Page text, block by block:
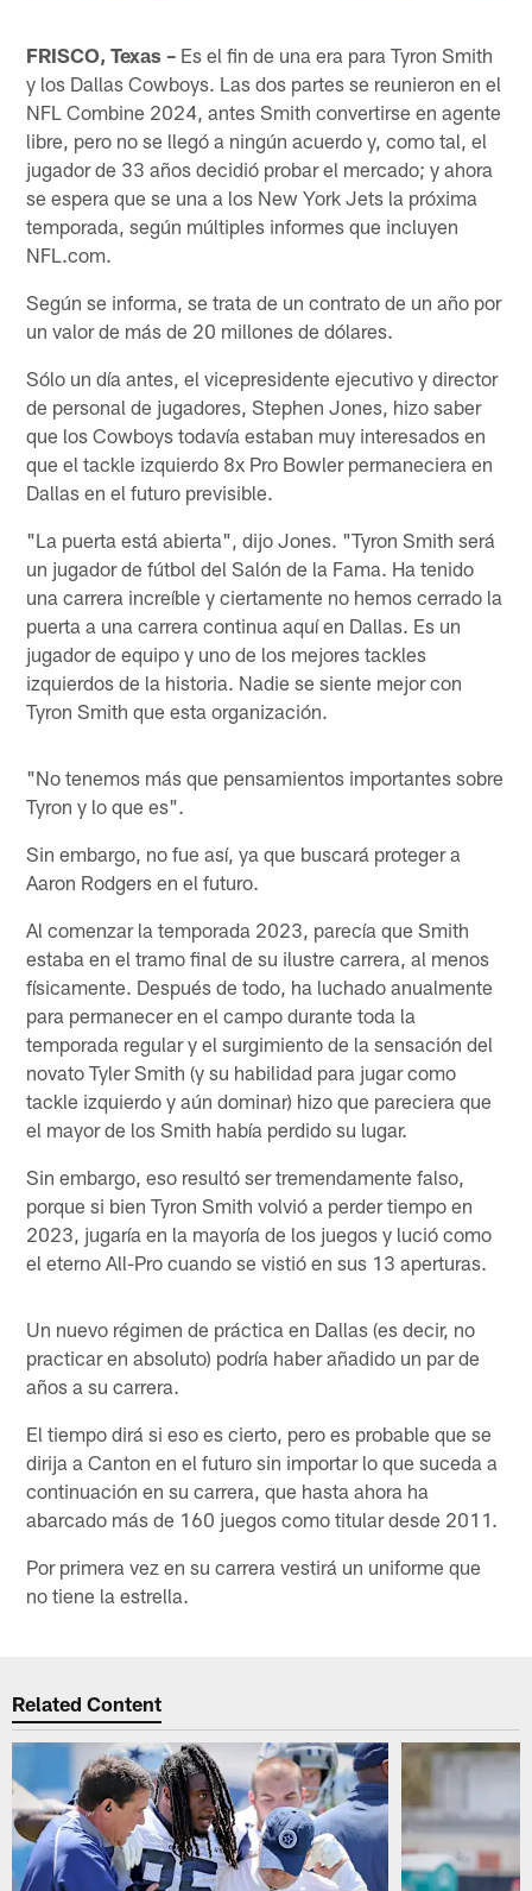
FRISCO, Texas – Es el fin de una era para Tyron Smith
y los Dallas Cowboys. Las dos partes se reunieron en el
NFL Combine 2024, antes Smith convertirse en agente
libre, pero no se llegó a ningún acuerdo y, como tal, el
jugador de 33 años decidió probar el mercado; y ahora
se espera que se una a los New York Jets la próxima
temporada, según múltiples informes que incluyen
NFL.com.
Según se informa, se trata de un contrato de un año por
un valor de más de 20 millones de dólares.
Sólo un día antes, el vicepresidente ejecutivo y director
de personal de jugadores, Stephen Jones, hizo saber
que los Cowboys todavía estaban muy interesados en
que el tackle izquierdo 8x Pro Bowler permaneciera en
Dallas en el futuro previsible.
"La puerta está abierta", dijo Jones. "Tyron Smith será
un jugador de fútbol del Salón de la Fama. Ha tenido
una carrera increíble y ciertamente no hemos cerrado la
puerta a una carrera continua aquí en Dallas. Es un
jugador de equipo y uno de los mejores tackles
izquierdos de la historia. Nadie se siente mejor con
Tyron Smith que esta organización.
"No tenemos más que pensamientos importantes sobre
Tyron y lo que es".
Sin embargo, no fue así, ya que buscará proteger a
Aaron Rodgers en el futuro.
Al comenzar la temporada 2023, parecía que Smith
estaba en el tramo final de su ilustre carrera, al menos
físicamente. Después de todo, ha luchado anualmente
para permanecer en el campo durante toda la
temporada regular y el surgimiento de la sensación del
novato Tyler Smith (y su habilidad para jugar como
tackle izquierdo y aún dominar) hizo que pareciera que
el mayor de los Smith había perdido su lugar.
Sin embargo, eso resultó ser tremendamente falso,
porque si bien Tyron Smith volvió a perder tiempo en
2023, jugaría en la mayoría de los juegos y lució como
el eterno All-Pro cuando se vistió en sus 13 aperturas.
Un nuevo régimen de práctica en Dallas (es decir, no
practicar en absoluto) podría haber añadido un par de
años a su carrera.
El tiempo dirá si eso es cierto, pero es probable que se
dirija a Canton en el futuro sin importar lo que suceda a
continuación en su carrera, que hasta ahora ha
abarcado más de 160 juegos como titular desde 2011.
Por primera vez en su carrera vestirá un uniforme que
no tiene la estrella.
Related Content